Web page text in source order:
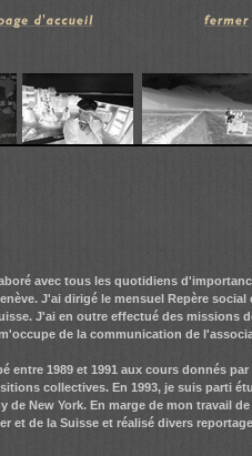
avec tous les quotidiens
J'ai dirigé le mensuel Repère social
J'ai en outre effectué des missions
de la communication de
entre 1989 et 1991 aux cours donnés
collectives. En 1993, je suis parti
New York. En marge de mon travail
et de la Suisse et réalisé divers